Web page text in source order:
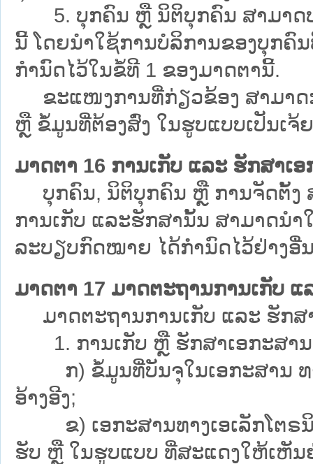
5. ບຸກຄົນ ຫຼື ນິຕິບຸກຄົນ ສາມາດປ
ນີ້ ໂດຍນຳໃຊ້ການບໍລິການຂອງບຸກຄົ
ກຳນົດໄວ້ໃນຂໍ້ທີ 1 ຂອງມາດຕານີ້.
ຂະແໜງການທີ່ກ່ຽວຂ້ອງ ສາມາດກ
ຫຼື ຂໍ້ມູນທີ່ຕ້ອງສົ່ງ ໃນຮູບແບບເປັນເຈ້
ມາດຕາ 16 ການເກັບ ແລະ ຮັກສາເ
ບຸກຄົນ, ນິຕິບຸກຄົນ ຫຼື ການຈັດຕັ້ງ
ການເກັບ ແລະຮັກສານັ້ນ ສາມາດນຳ
ລະບຽບກົດໝາຍ ໄດ້ກຳນົດໄວ້ຢ່າງອື່
ມາດຕາ 17 ມາດຕະຖານການເກັບ ແ
ມາດຕະຖານການເກັບ ແລະ ຮັກສາ
1. ການເກັບ ຫຼື ຮັກສາເອກະສານ
ກ) ຂໍ້ມູນທີ່ບັນຈຸໃນເອກະສານ ທາ
ອ້າງອີງ;
ຂ) ເອກະສານທາງເອເລັກໂຕຣນິ
ຮັບ ຫຼື ໃນຮູບແບບ ທີ່ສະແດງໃຫ້ເຫັ